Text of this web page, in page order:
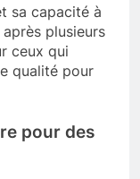
sa capacité à
plusieurs
ceux qui
qualité pour
pour des